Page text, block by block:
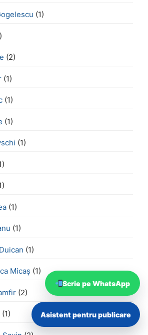
(1)
(2)
(1)
(1)
(1)
(1)
(1)
(1)
(1)
Micaș (1)
(2)
(1)
Scrie pe WhatsApp
Asistent pentru publicare